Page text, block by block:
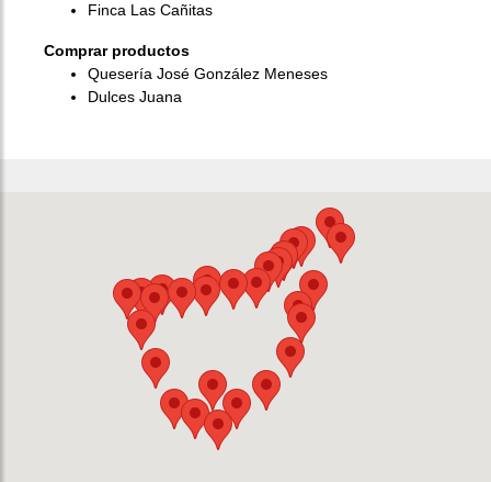
Finca Las Cañitas
Comprar productos
Quesería José González Meneses
Dulces Juana